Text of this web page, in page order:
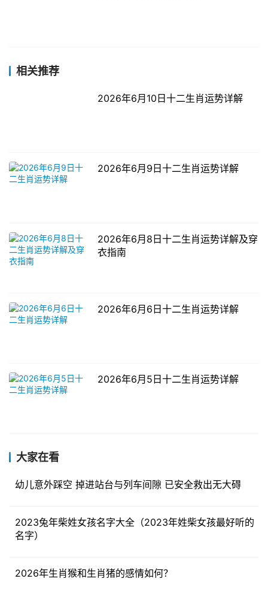
相关推荐
2026年6月10日十二生肖运势详解
2026年6月9日十二生肖运势详解
2026年6月8日十二生肖运势详解及穿
衣指南
2026年6月6日十二生肖运势详解
2026年6月5日十二生肖运势详解
大家在看
幼儿意外踩空 掉进站台与列车间隙 已安全救出无大碍
2023兔年柴姓女孩名字大全（2023年姓柴女孩最好听的
名字）
2026年生肖猴和生肖猪的感情如何？